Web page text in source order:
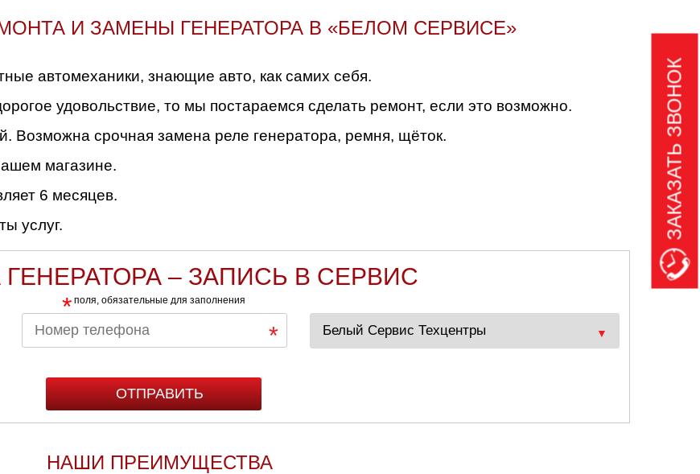
И ЗАМЕНЫ ГЕНЕРАТОРА В «БЕЛОМ СЕРВИСЕ»
автомеханики, знающие авто, как самих себя.
удовольствие, то мы постараемся сделать ремонт, если это возможно.
Возможна срочная замена реле генератора, ремня, щёток.
магазине.
6 месяцев.
услуг.
– ЗАПИСЬ В СЕРВИС
* поля, обязательные для заполнения
НАШИ ПРЕИМУЩЕСТВА
ЗАКАЗАТЬ ЗВОНОК